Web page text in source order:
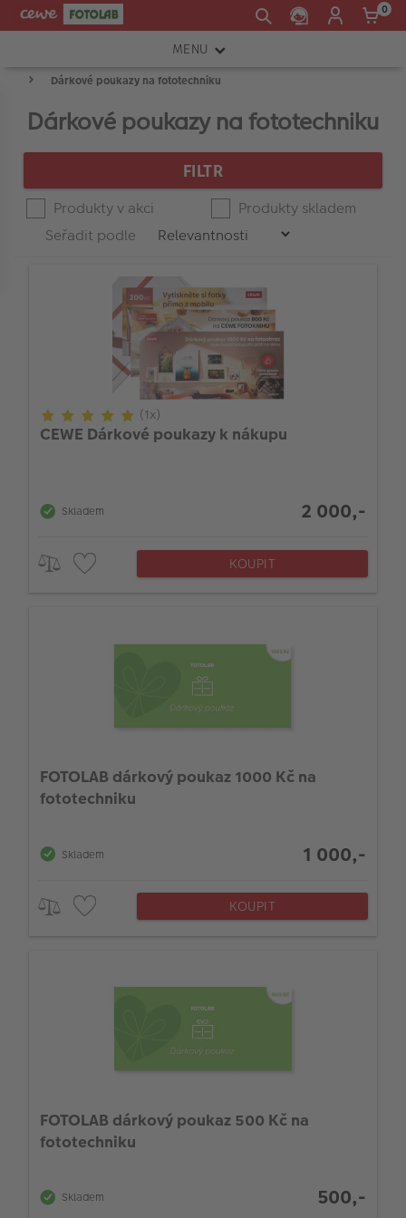
0
MENU
FOTOAPARÁTY
OBJEKTIVY
ATELIÉR
INSTAX™
TISKÁRNY A SKENERY
VÝPRODEJ
Dárkové poukazy na fototechniku
enter
menu.
CENA
Spodní
hranice
Horní
hraniceDárkové poukazy na fototechniku
Product
List
FILTR
Produkty v akci
Produkty skladem
Seřadit podle
(1x)
CEWE Dárkové poukazy k nákupu
Skladem 2 000,-
KOUPIT
FOTOLAB dárkový poukaz 1000 Kč na
fototechniku
Skladem 1 000,-
KOUPIT
FOTOLAB dárkový poukaz 500 Kč na
fototechniku
Skladem 500,-